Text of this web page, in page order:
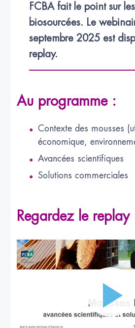
FCBA fait le point sur
biosourcées. Le
septembre 2025 est
replay.
Au programme :
Contexte des mousses
économique,
Avancées scientifiques
Solutions commerciales
Regardez le replay